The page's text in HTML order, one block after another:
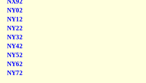
NY02
NY12
NY22
NY32
NY42
NY52
NY62
NY72